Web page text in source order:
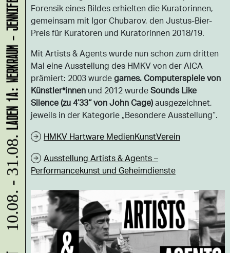
Forensik eines Bildes erhielten die Kuratorinnen,
gemeinsam mit Igor Chubarov, den Justus-Bier-
Preis für Kuratoren und Kuratorinnen 2018/19.
Mit Artists & Agents wurde nun schon zum dritten
Mal eine Ausstellung des HMKV von der AICA
prämiert: 2003 wurdegames. Computerspiele von
Künstler*innen und 2012 wurdeSounds Like
Silence (zu 4’33‘‘ von John Cage)ausgezeichnet,
jeweils in der Kategorie „Besondere Ausstellung“.
HMKV Hartware MedienKunstVerein
Ausstellung Artists & Agents –
Performancekunst und Geheimdienste
10.08. - 31.08.
LADEN 1A: WERKRAUM - JENNIFER BUNZECK